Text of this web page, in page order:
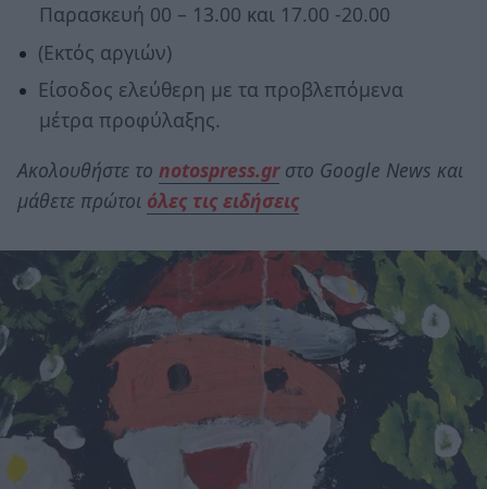
Παρασκευή 00 – 13.00 και 17.00 -20.00
(Εκτός αργιών)
Είσοδος ελεύθερη με τα προβλεπόμενα
μέτρα προφύλαξης.
Ακολουθήστε το notospress.grστο Google News και
μάθετε πρώτοι όλες τις ειδήσεις